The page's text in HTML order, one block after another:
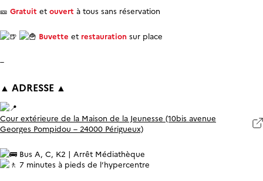
🎫 Gratuit et ouvert à tous sans réservation
Buvette et restauration sur place
–
▲ ADRESSE ▲
Cour extérieure de la Maison de la Jeunesse (10bis avenue
Georges Pompidou – 24000 Périgueux)
Bus A, C, K2 | Arrêt Médiathèque
7 minutes à pieds de l’hypercentre